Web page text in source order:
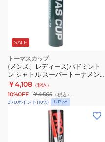
SALE
トーマスカップ
(メンズ、レディース)バドミント
ン シャトル スーパートーナメン
ト7(12個入) ST-7 自主練
￥4,108 （税込）
10%OFF ￥4,565（税込）
370ポイント (10%) UP